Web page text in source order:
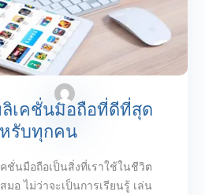
เคชั่นมือถือที่ดีที่สุด
รับทุกคน
ชั่นมือถือเป็นสิ่งที่เราใช้ในชีวิต
มอ ไม่ว่าจะเป็นการเรียนรู้ เล่น